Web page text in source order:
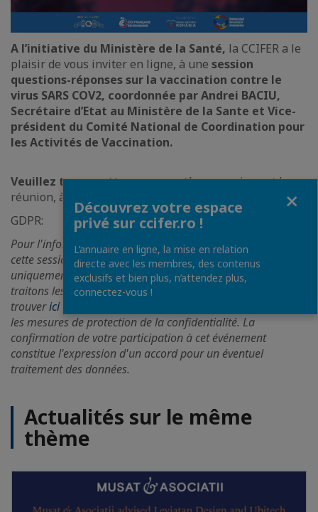
A l’initiative du Ministère de la Santé, la CCIFER a le
plaisir de vous inviter en ligne, à une session
questions-réponses sur la vaccination contre le
virus SARS COV2, coordonnée par Andrei BACIU,
Secrétaire d’Etat au Ministère de la Sante et Vice-
président du Comité National de Coordination pour
les Activités de Vaccination.
Veuillez transmettre vos questionsaussi avant la
réunion, à l’adresse :
GDPR:
Pour l'information de tous les participants à l'événement,
cette session en ligne peut être enregistrée et partagée
uniquement avec les membres de notre communauté. Nous
traitons les données de manière responsable, veuillez
trouverici
les mesures de protection de la confidentialité. La
confirmation de votre participation à cet événement
constitue l'expression d'un accord pour un éventuel
traitement des données.
Actualités sur le même
thème
Découvrez votre espace
privé sur ccifer.ro !
L’annuaire en ligne, la mise en relation
directe avec les membres, des contenus
exclusifs et bien plus, n’attendez plus,
connectez-vous !